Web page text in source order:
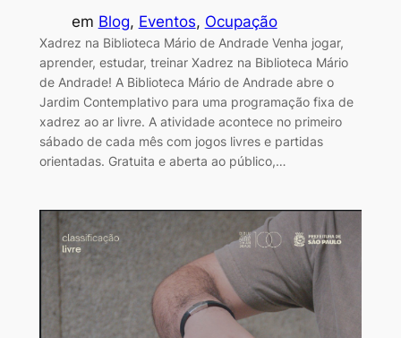
em Blog, Eventos, Ocupação
Xadrez na Biblioteca Mário de Andrade Venha jogar,
aprender, estudar, treinar Xadrez na Biblioteca Mário
de Andrade! A Biblioteca Mário de Andrade abre o
Jardim Contemplativo para uma programação fixa de
xadrez ao ar livre. A atividade acontece no primeiro
sábado de cada mês com jogos livres e partidas
orientadas. Gratuita e aberta ao público,…